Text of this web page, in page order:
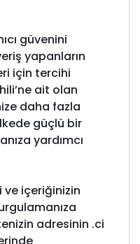
güvenini
yapanların
için tercihi
ait olan
daha fazla
güçlü bir
yardımcı
içeriğinizin
adresinin .ci